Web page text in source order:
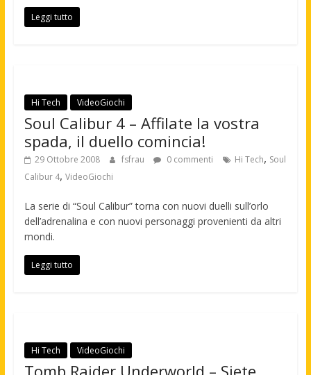
Leggi tutto
Hi Tech VideoGiochi
Soul Calibur 4 – Affilate la vostra
spada, il duello comincia!
29 Ottobre 2008 fsfrau 0 commenti Hi Tech, Soul
Calibur 4, VideoGiochi
La serie di “Soul Calibur” torna con nuovi duelli sull’orlo
dell’adrenalina e con nuovi personaggi provenienti da altri
mondi.
Leggi tutto
Hi Tech VideoGiochi
Tomb Raider Underworld – Siete